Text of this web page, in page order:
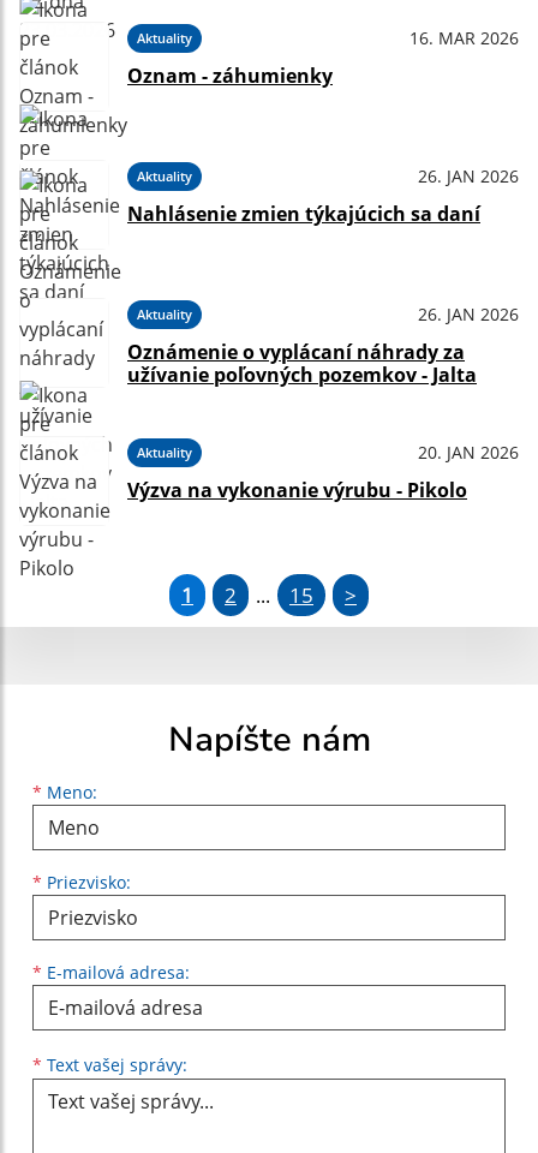
Aktuality 16. MAR 2026
Oznam - záhumienky
Aktuality 26. JAN 2026
Nahlásenie zmien týkajúcich sa daní
Aktuality 26. JAN 2026
Oznámenie o vyplácaní náhrady za
užívanie poľovných pozemkov - Jalta
Aktuality 20. JAN 2026
Výzva na vykonanie výrubu - Pikolo
1 2 ... 15 >
Napíšte nám
* Meno:
Meno
* Priezvisko:
Priezvisko
* E-mailová adresa:
E-mailová adresa
* Text vašej správy: